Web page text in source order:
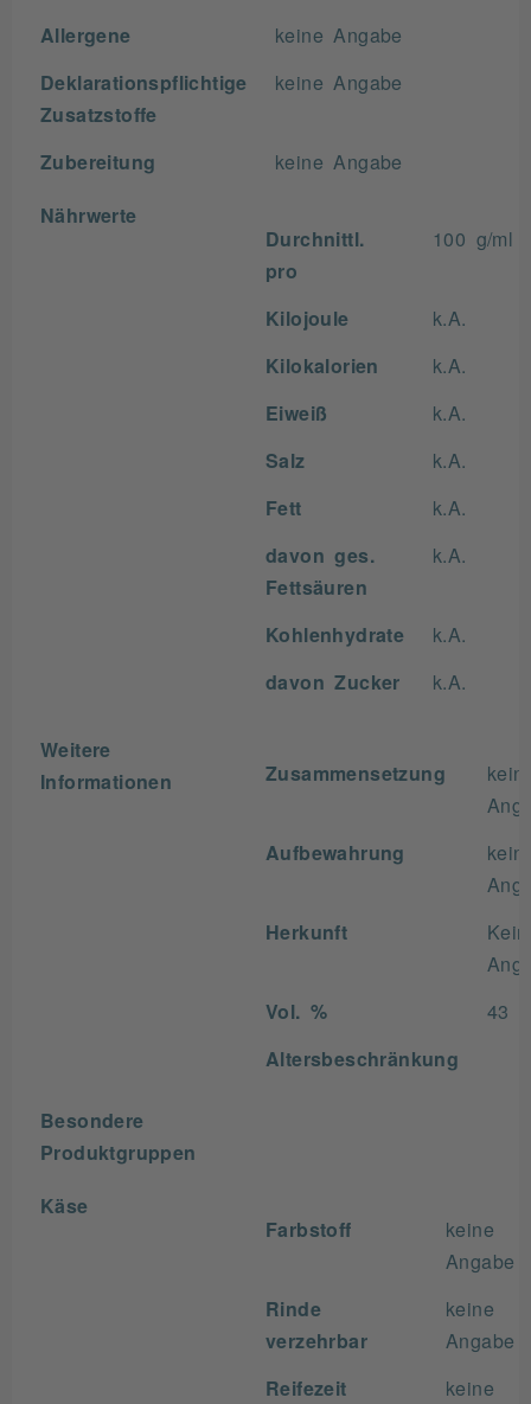
Allergene keine Angabe
Deklarationspflichtige
Zusatzstoffe
keine Angabe
Zubereitung keine Angabe
Nährwerte
Durchnittl.
pro
100 g/ml
Kilojoule k.A.
Kilokalorien k.A.
Eiweiß k.A.
Salz k.A.
Fett k.A.
davon ges.
Fettsäuren
k.A.
Kohlenhydrate k.A.
davon Zucker k.A.
Weitere
Informationen
Zusammensetzung
Aufbewahrung
Herkunft
Vol. % 43
Altersbeschränkung
Besondere
Produktgruppen
Käse
Farbstoff
keine
Angabe
Rinde
verzehrbar
keine
Angabe
Reifezeit
keine